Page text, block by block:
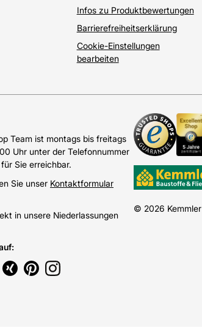
Infos zu Produktbewertungen
Barrierefreiheitserklärung
Cookie-Einstellungen
bearbeiten
Team ist montags bis freitags
Uhr unter der Telefonnummer
für Sie erreichbar.
Sie unser Kontaktformular
in unsere Niederlassungen
:
© 2026